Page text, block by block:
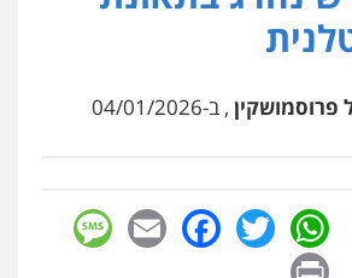
צווארון לבן מס הכנסה מע"מ
שרון נהרי
צווארון לבן כלכלי פשיעה כלכלית
הליכי הסגרה
פרוסמושקין , ב-04/01/2026
WhatsApp
Twitter
Facebook
Email